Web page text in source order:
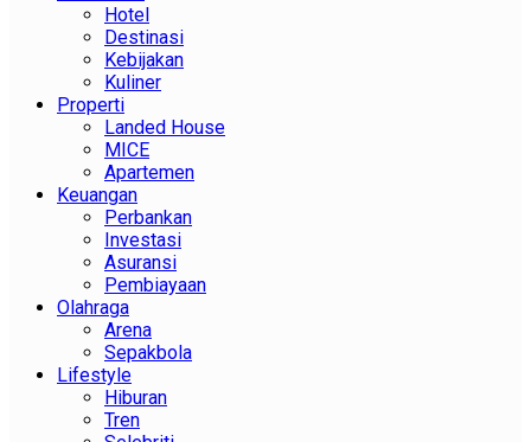
Hotel
Destinasi
Kebijakan
Kuliner
Properti
Landed House
MICE
Apartemen
Keuangan
Perbankan
Investasi
Asuransi
Pembiayaan
Olahraga
Arena
Sepakbola
Lifestyle
Hiburan
Tren